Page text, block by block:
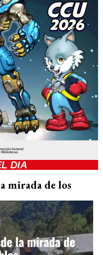
DIA
mirada de los